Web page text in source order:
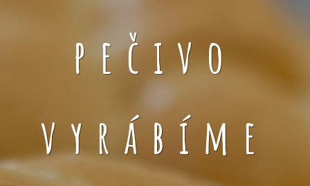
pečivo
vyrábíme